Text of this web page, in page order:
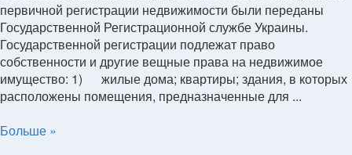
первичной регистрации недвижимости были переданы
Государственной Регистрационной службе Украины.
Государственной регистрации подлежат право
собственности и другие вещные права на недвижимое
имущество: 1) жилые дома; квартиры; здания, в которых
расположены помещения, предназначенные для ...
Больше »